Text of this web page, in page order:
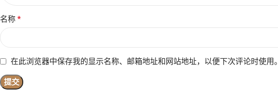
名称 *
在此浏览器中保存我的显示名称、邮箱地址和网站地址，以便下次评论时使用。